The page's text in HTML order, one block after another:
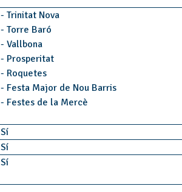
- Trinitat Nova
- Torre Baró
- Vallbona
- Prosperitat
- Roquetes
- Festa Major de Nou Barris
- Festes de la Mercè
Sí
Sí
Sí